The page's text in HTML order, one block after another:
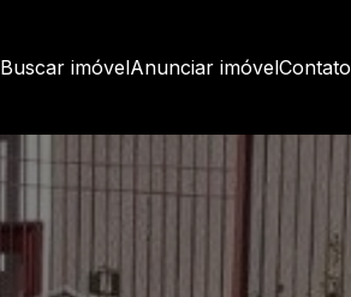
Buscar imóvelAnunciar imóvelContato